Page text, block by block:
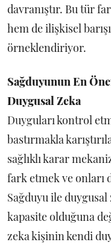
davranıştır. Bu tür
hem de ilişkisel
örneklendiriyor.
Sağduyunun En
Duygusal Zeka
Duyguları kontrol
bastırmakla
sağlıklı karar
fark etmek ve onları
Sağduyu ile
kapasite olduğuna
zeka kişinin kendi